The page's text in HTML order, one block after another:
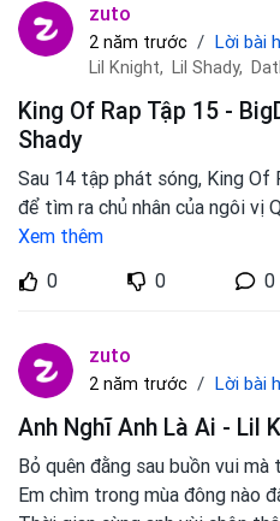
zuto
2 năm trước Lời bài
Lil Knight, Lil Shady,
King Of Rap Tập 15 -
Shady
Sau 14 tập phát sóng, King Of
để tìm ra chủ nhân của ngôi vị
Xem thêm
0
0 0
zuto
2 năm trước Lời bài
Anh Nghĩ Anh Là Ai - Lil
Bỏ quên đằng sau buồn vui mà
Em chìm trong mùa đông nào